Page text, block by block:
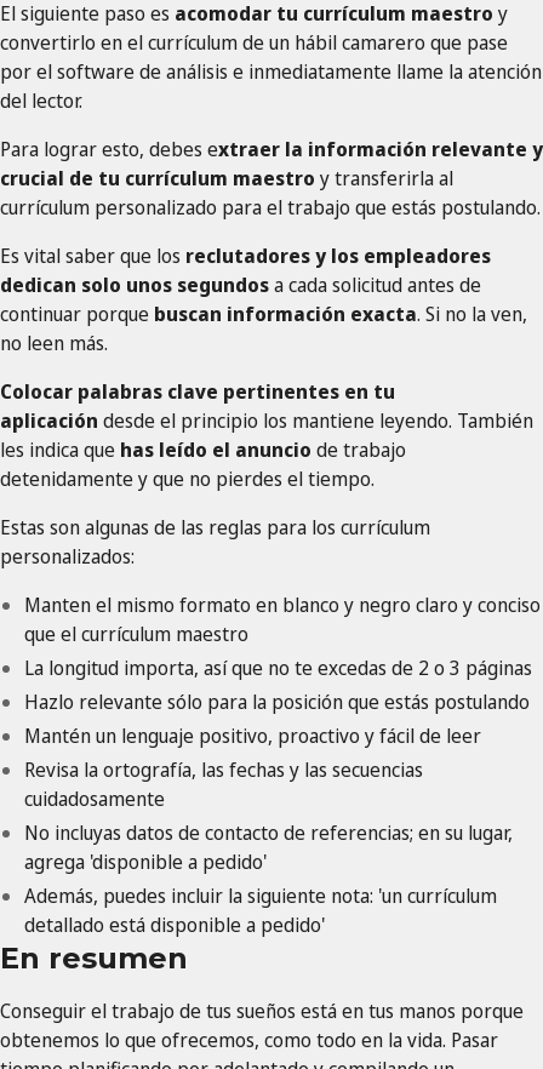
El siguiente paso es acomodar tu currículum maestro y
convertirlo en el currículum de un hábil camarero que pase
por el software de análisis e inmediatamente llame la atención
del lector.
Para lograr esto, debes extraer la información relevante y
crucial de tu currículum maestro y transferirla al
currículum personalizado para el trabajo que estás postulando.
Es vital saber que los reclutadores y los empleadores
dedican solo unos segundosa cada solicitud antes de
continuar porque buscan información exacta. Si no la ven,
no leen más.
Colocar palabras clave pertinentes en tu
aplicación desde el principio los mantiene leyendo. También
les indica que has leído el anuncio de trabajo
detenidamente y que no pierdes el tiempo.
Estas son algunas de las reglas para los currículum
personalizados:
Manten el mismo formato en blanco y negro claro y conciso
que el currículum maestro
La longitud importa, así que no te excedas de 2 o 3 páginas
Hazlo relevante sólo para la posición que estás postulando
Mantén un lenguaje positivo, proactivo y fácil de leer
Revisa la ortografía, las fechas y las secuencias
cuidadosamente
No incluyas datos de contacto de referencias; en su lugar,
agrega 'disponible a pedido'
Además, puedes incluir la siguiente nota: 'un currículum
detallado está disponible a pedido'
En resumen
Conseguir el trabajo de tus sueños está en tus manos porque
obtenemos lo que ofrecemos, como todo en la vida. Pasar